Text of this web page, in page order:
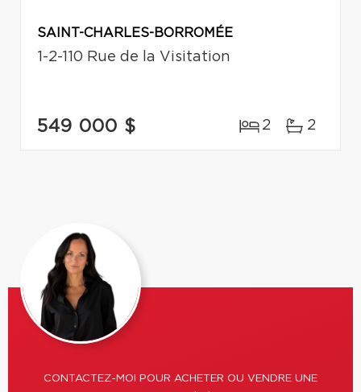
SAINT-CHARLES-BORROMÉE
1-2-110 Rue de la Visitation
549 000 $ 2 2
CONTACTEZ-MOI POUR ACHETER OU VENDRE UNE